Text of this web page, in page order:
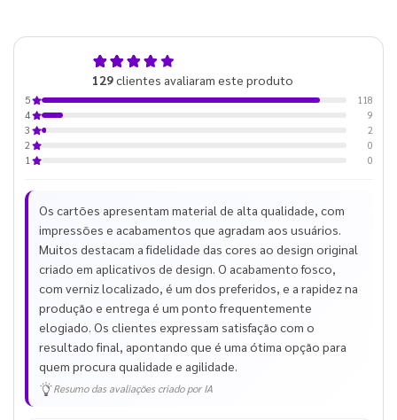
129clientes avaliaram este produto
5
118
4
9
3
2
2
0
1
0
Os cartões apresentam material de alta qualidade, com
impressões e acabamentos que agradam aos usuários.
Muitos destacam a fidelidade das cores ao design original
criado em aplicativos de design. O acabamento fosco,
com verniz localizado, é um dos preferidos, e a rapidez na
produção e entrega é um ponto frequentemente
elogiado. Os clientes expressam satisfação com o
resultado final, apontando que é uma ótima opção para
quem procura qualidade e agilidade.
Resumo das avaliações criado por IA